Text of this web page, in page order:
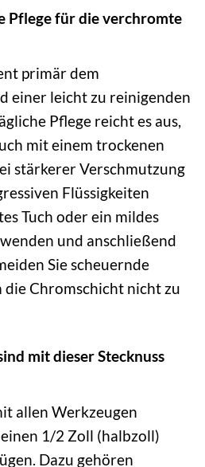
Pflege für die verchromte
primär dem
einer leicht zu reinigenden
Pflege reicht es aus,
mit einem trockenen
stärkerer Verschmutzung
Flüssigkeiten
Tuch oder ein mildes
und anschließend
Sie scheuernde
die Chromschicht nicht zu
mit dieser Stecknuss
allen Werkzeugen
1/2 Zoll (halbzoll)
Dazu gehören